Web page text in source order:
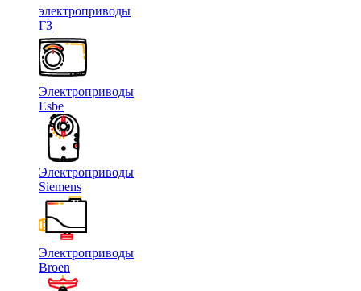
электроприводы
ГЗ
Электроприводы
Esbe
Электроприводы
Siemens
Электроприводы
Broen